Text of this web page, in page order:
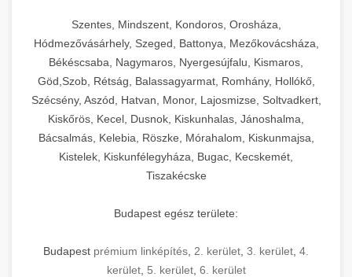
Szentes, Mindszent, Kondoros, Orosháza,
Hódmezővásárhely, Szeged, Battonya, Mezőkovácsháza,
Békéscsaba, Nagymaros, Nyergesújfalu, Kismaros,
Göd,Szob, Rétság, Balassagyarmat, Romhány, Hollókő,
Szécsény, Aszód, Hatvan, Monor, Lajosmizse, Soltvadkert,
Kiskőrös, Kecel, Dusnok, Kiskunhalas, Jánoshalma,
Bácsalmás, Kelebia, Röszke, Mórahalom, Kiskunmajsa,
Kistelek, Kiskunfélegyháza, Bugac, Kecskemét,
Tiszakécske
Budapest egész területe:
Budapest prémium linképítés 2. kerület 3. kerület 4.
kerület, 5. kerület, 6. kerület